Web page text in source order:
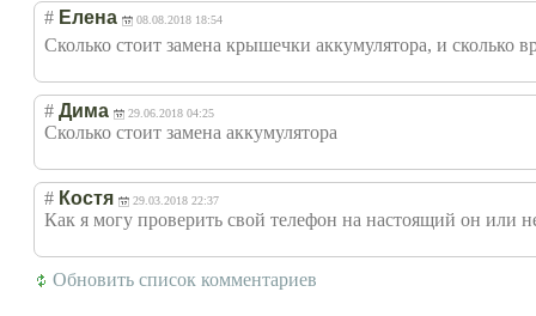
# Елена 08.08.2018 18:54
Сколько стоит замена крышечки аккумулятора, и сколько
# Дима 29.06.2018 04:25
Сколько стоит замена аккумулятора
# Костя 29.03.2018 22:37
Как я могу проверить свой телефон на настоящий он или
Обновить список комментариев